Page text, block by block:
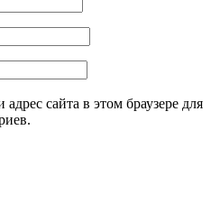
сайта в этом браузере для